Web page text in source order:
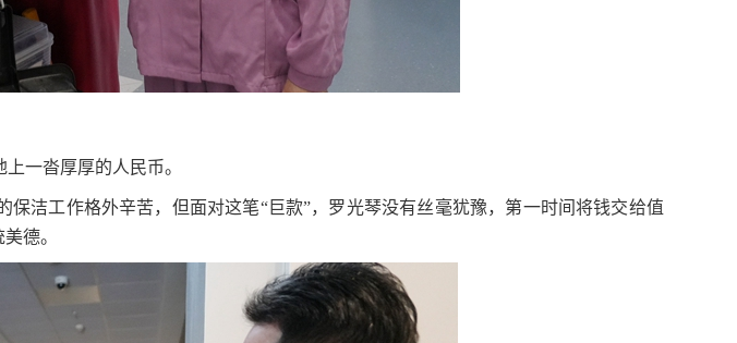
一沓厚厚的人民币。
洁工作格外辛苦，但面对这笔“巨款”，罗光琴没有丝毫犹豫，第一时间将钱交给值
德。